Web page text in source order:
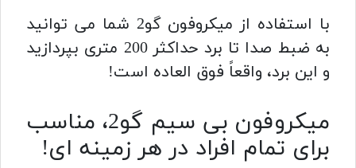
با استفاده از میکروفون گو2 شما می توانید
به ضبط صدا تا برد حداکثر 200 متری بپردازید
و این برد، واقعاً فوق العاده است!
میکروفون بی سیم گو2، مناسب
برای تمام افراد در هر زمینه ای!